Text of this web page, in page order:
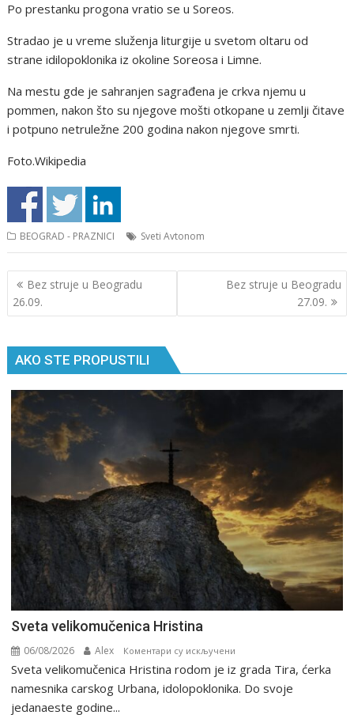
Po prestanku progona vratio se u Soreos.
Stradao je u vreme služenja liturgije u svetom oltaru od
strane idilopoklonika iz okoline Soreosa i Limne.
Na mestu gde je sahranjen sagrađena je crkva njemu u
pommen, nakon što su njegove mošti otkopane u zemlji čitave
i potpuno netruležne 200 godina nakon njegove smrti.
Foto.Wikipedia
BEOGRAD - PRAZNICI Sveti Avtonom
Кретање
чланка
Bez struje u Beogradu
26.09.
Bez struje u Beogradu
27.09.
AKO STE PROPUSTILI
Svеta vеlikоmučеnica Hristina
06/08/2026 Alex Коментари су искључени
Svеta
vеlikоmučеnica
Svеta vеlikоmučеnica Hristina rodom je iz grada Tira, ćerka
namesnika carskog Urbana, idolopoklonika. Dо svоје
јеdanaеstе gоdinе...